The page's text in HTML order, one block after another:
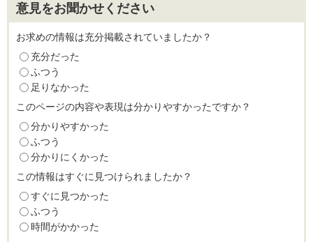
意見をお聞かせください
お求めの情報は充分掲載されていましたか？
充分だった
ふつう
足りなかった
このページの内容や表現は分かりやすかったですか？
分かりやすかった
ふつう
分かりにくかった
この情報はすぐに見つけられましたか？
すぐに見つかった
ふつう
時間がかかった